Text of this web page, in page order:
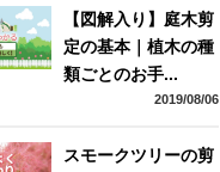
【図解入り】庭木剪
定の基本｜植木の種
類ごとのお手...
2019/08/06
スモークツリーの剪